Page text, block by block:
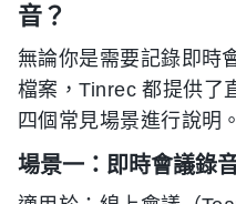
音？
無論你是需要記錄即時
檔案，Tinrec 都提供了
四個常見場景進行說明。
場景一：即時會議錄